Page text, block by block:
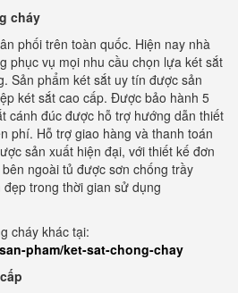
cháy
phối trên toàn quốc. Hiện nay nhà
phục vụ mọi nhu cầu chọn lựa két sắt
Sản phẩm két sắt uy tín được sản
két sắt cao cấp. Được bảo hành 5
cánh đúc được hỗ trợ hướng dẫn thiết
phí. Hỗ trợ giao hàng và thanh toán
sản xuất hiện đại, với thiết kế đơn
ngoài tủ được sơn chống trầy
trong thời gian sử dụng
cháy khác tại:
pham/ket-sat-chong-chay